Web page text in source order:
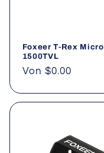
Foxeer T-Rex Micro
1500TVL
Normaler
Von $0.00